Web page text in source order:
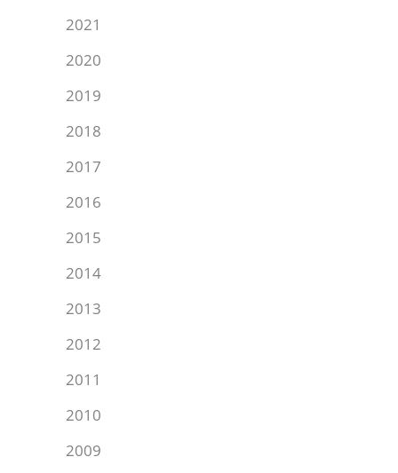
2021
2020
2019
2018
2017
2016
2015
2014
2013
2012
2011
2010
2009